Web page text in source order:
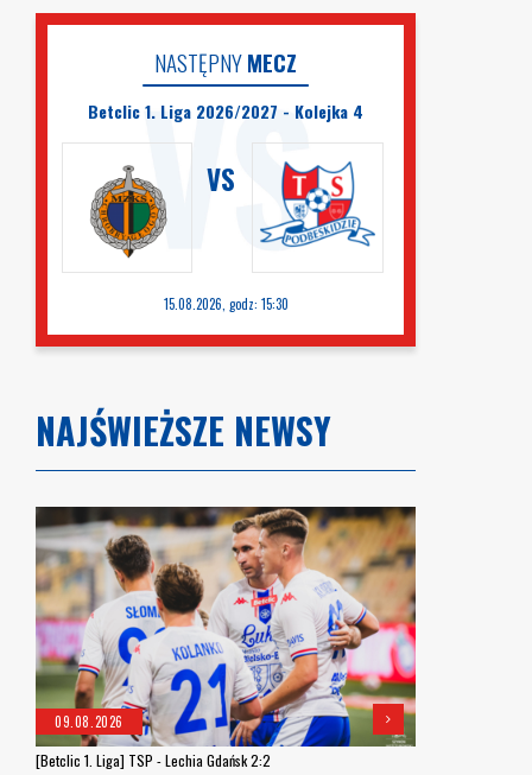
NASTĘPNYMECZ
Betclic 1. Liga 2026/2027 - Kolejka 4
VS
15.08.2026, godz: 15:30
NAJŚWIEŻSZE NEWSY
09.08.2026
[Betclic 1. Liga] TSP - Lechia Gdańsk 2:2